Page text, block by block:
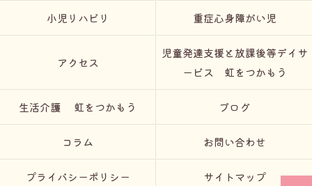
小児リハビリ 重症心身障がい児
アクセス
児童発達支援と放課後等デイサ
ービス 虹をつかもう
生活介護 虹をつかもう ブログ
コラム お問い合わせ
プライバシーポリシー サイトマップ